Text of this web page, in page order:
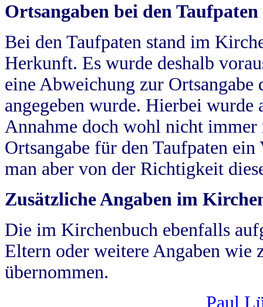
Ortsangaben bei den Taufpaten
Bei den Taufpaten stand im
Herkunft. Es wurde deshalb
eine Abweichung zur
angegeben wurde. Hierbei wurde
Annahme doch wohl nicht
Ortsangabe für den Taufpaten
man aber von der Richtigkeit
Zusätzliche Angaben im
Die im Kirchenbuch ebenfalls
Eltern oder weitere Angaben wie
übernommen.
Paul